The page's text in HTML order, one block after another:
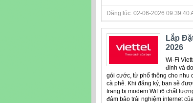
Đăng lúc: 02-06-2026 09:39:40
Lắp
2026
Wi-Fi
đình và
gói cước, từ phổ thông cho nhu
cà phê. Khi đăng ký, bạn sẽ
trang bị modem WiFi6 chất
đảm bảo trải nghiệm internet